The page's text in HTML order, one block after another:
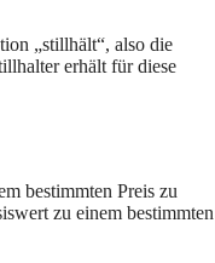
„stillhält“, also die
erhält für diese
bestimmten Preis zu
zu einem bestimmten